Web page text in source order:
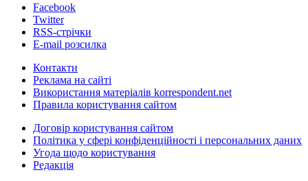
Facebook
Twitter
RSS-стрічки
E-mail розсилка
Контакти
Реклама на сайті
Використання матеріалів korrespondent.net
Правила користування сайтом
Договір користування сайтом
Політика у сфері конфіденційності і персональних даних
Угода щодо користування
Редакція